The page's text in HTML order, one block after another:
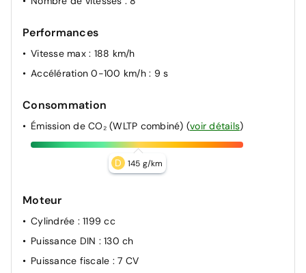
Performances
Vitesse max : 188 km/h
Accélération 0-100 km/h : 9 s
Consommation
Émission de CO₂ (WLTP combiné) (voir détails)
D 145 g/km
Moteur
Cylindrée : 1199 cc
Puissance DIN : 130 ch
Puissance fiscale : 7 CV